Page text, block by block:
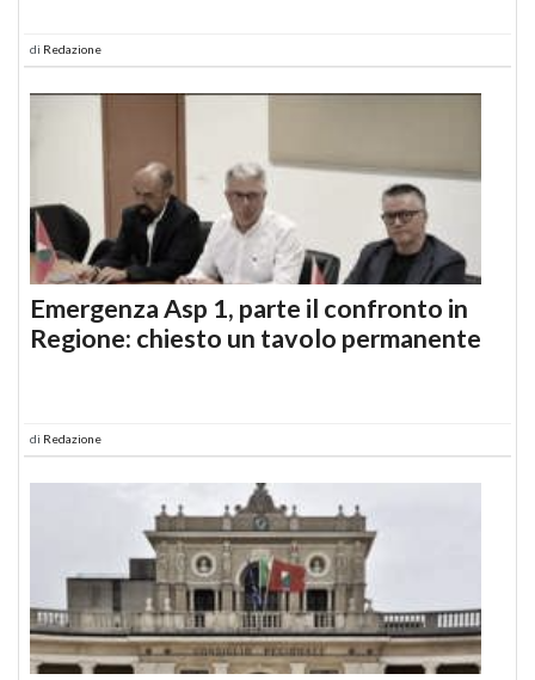
di Redazione
Emergenza Asp 1, parte il confronto in
Regione: chiesto un tavolo permanente
di Redazione